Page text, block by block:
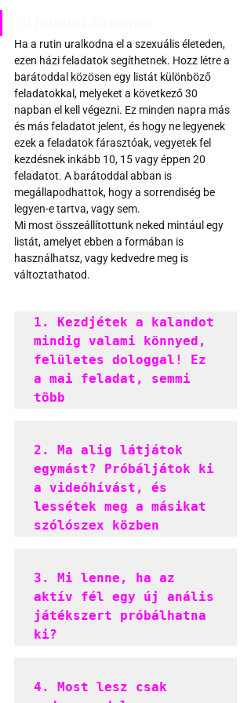
Ha a rutin uralkodna el a szexuális életeden,
ezen házi feladatok segíthetnek. Hozz létre a
barátoddal közösen egy listát különböző
feladatokkal, melyeket a következő 30
napban el kell végezni. Ez minden napra más
és más feladatot jelent, és hogy ne legyenek
ezek a feladatok fárasztóak, vegyetek fel
kezdésnek inkább 10, 15 vagy éppen 20
feladatot. A barátoddal abban is
megállapodhattok, hogy a sorrendiség be
legyen-e tartva, vagy sem.
Mi most összeállítottunk neked mintául egy
listát, amelyet ebben a formában is
használhatsz, vagy kedvedre meg is
változtathatod.
1. Kezdjétek a kalandot
mindig valami könnyed,
felületes dologgal! Ez
a mai feladat, semmi
több
2. Ma alig látjátok
egymást? Próbáljátok ki
a videóhívást, és
lessétek meg a másikat
szólószex közben
3. Mi lenne, ha az
aktív fél egy új anális
játékszert próbálhatna
ki?
4. Most lesz csak